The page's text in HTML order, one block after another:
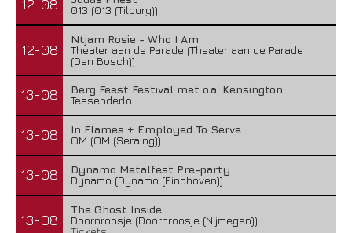
12-08
013 (013 (Tilburg))
12-08
Ntjam Rosie - Who I Am
Theater aan de Parade (Theater aan de Parade
(Den Bosch))
13-08
Berg Feest Festival met o.a. Kensington
Tessenderlo
13-08
In Flames + Employed To Serve
OM (OM (Seraing))
13-08
Dynamo Metalfest Pre-party
Dynamo (Dynamo (Eindhoven))
13-08
The Ghost Inside
Doornroosje (Doornroosje (Nijmegen))